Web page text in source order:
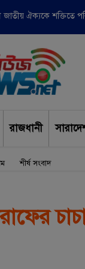
জাতীয় ঐক্যকে শক্তিতে
রাজধানী
শীর্ষ সংবাদ
চাচা